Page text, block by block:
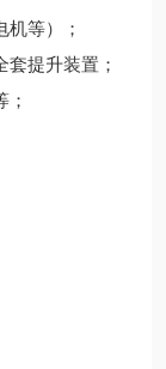
等）；
提升装置；